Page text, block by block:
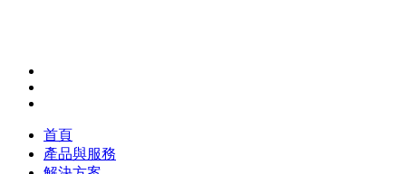
首頁
產品與服務